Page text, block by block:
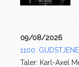
09/08/2026
1100:
Taler: Karl-Axel